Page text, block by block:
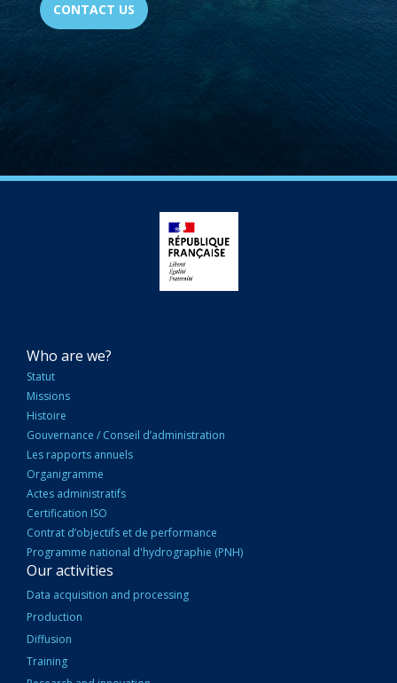
CONTACT US
NAVIGATION
PRINCIPALE
Who are we?
Statut
Missions
Histoire
Gouvernance / Conseil d’administration
Les rapports annuels
Organigramme
Actes administratifs
Certification ISO
Contrat d’objectifs et de performance
Programme national d'hydrographie (PNH)
Our activities
Data acquisition and processing
Production
Diffusion
Training